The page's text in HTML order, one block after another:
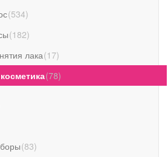
(534)
(182)
лака(17)
(78)
(83)